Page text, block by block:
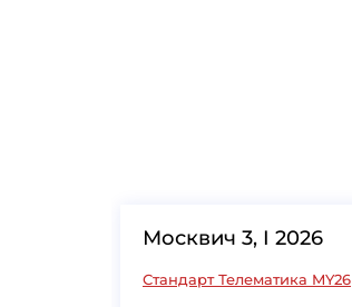
Москвич 3, I 2026
Стандарт Телематика MY26